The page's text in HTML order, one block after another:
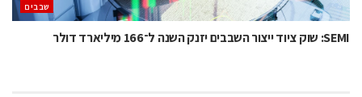
‫שבבים‬
SEMI: שוק ציוד ייצור השבבים יזנק השנה ל־166 מיליארד דולר